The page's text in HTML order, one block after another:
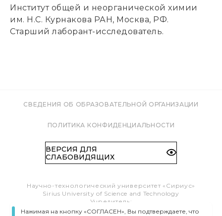
Институт общей и неорганической химии
им. Н.С. Курнакова РАН, Москва, РФ.
Старший лаборант-исследователь.
СВЕДЕНИЯ ОБ ОБРАЗОВАТЕЛЬНОЙ ОРГАНИЗАЦИИ
ПОЛИТИКА КОНФИДЕНЦИАЛЬНОСТИ
ВЕРСИЯ ДЛЯ
СЛАБОВИДЯЩИХ
Научно-технологический университет «Сириус»
Sirius University of Science and Technology
Учредитель:
Образовательный Фонд «Талант и успех»
Нажимая на кнопку «СОГЛАСЕН», Вы подтверждаете, что